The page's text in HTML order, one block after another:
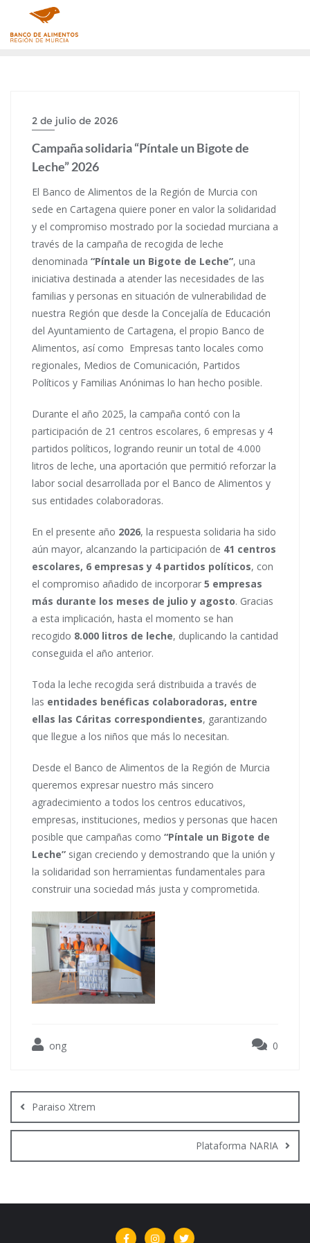
contenido
2 de julio de 2026
Campaña solidaria “Píntale un Bigote de
Leche” 2026
El Banco de Alimentos de la Región de Murcia con
sede en Cartagena quiere poner en valor la solidaridad
y el compromiso mostrado por la sociedad murciana a
través de la campaña de recogida de leche
denominada “Píntale un Bigote de Leche”, una
iniciativa destinada a atender las necesidades de las
familias y personas en situación de vulnerabilidad de
nuestra Región que desde la Concejalía de Educación
del Ayuntamiento de Cartagena, el propio Banco de
Alimentos, así como Empresas tanto locales como
regionales, Medios de Comunicación, Partidos
Políticos y Familias Anónimas lo han hecho posible.
Durante el año 2025, la campaña contó con la
participación de 21 centros escolares, 6 empresas y 4
partidos políticos, logrando reunir un total de 4.000
litros de leche, una aportación que permitió reforzar la
labor social desarrollada por el Banco de Alimentos y
sus entidades colaboradoras.
En el presente año 2026, la respuesta solidaria ha sido
aún mayor, alcanzando la participación de 41 centros
escolares, 6 empresas y 4 partidos políticos, con
el compromiso añadido de incorporar 5 empresas
más durante los meses de julio y agosto. Gracias
a esta implicación, hasta el momento se han
recogido 8.000 litros de leche, duplicando la cantidad
conseguida el año anterior.
Toda la leche recogida será distribuida a través de
las entidades benéficas colaboradoras, entre
ellas las Cáritas correspondientes, garantizando
que llegue a los niños que más lo necesitan.
Desde el Banco de Alimentos de la Región de Murcia
queremos expresar nuestro más sincero
agradecimiento a todos los centros educativos,
empresas, instituciones, medios y personas que hacen
posible que campañas como “Píntale un Bigote de
Leche” sigan creciendo y demostrando que la unión y
la solidaridad son herramientas fundamentales para
construir una sociedad más justa y comprometida.
ong 0
de
entradas
Paraiso Xtrem
Plataforma NARIA